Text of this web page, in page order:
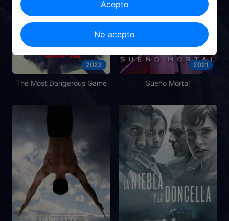
2022
The Most Dangerous Game
2021
Sueño Mortal
Acepto
No acepto